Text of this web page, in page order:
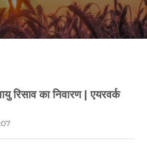
रिसाव का निवारण | एयरवर्क